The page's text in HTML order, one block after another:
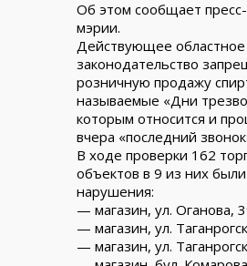
Об этом сообщает
мэрии.
Действующее областное
законодательство
розничную продажу
называемые «Дни
которым относится и
вчера «последний
В ходе проверки 162
объектов в 9 из них
нарушения:
— магазин, ул. Оганова,
— магазин, ул.
— магазин, ул.